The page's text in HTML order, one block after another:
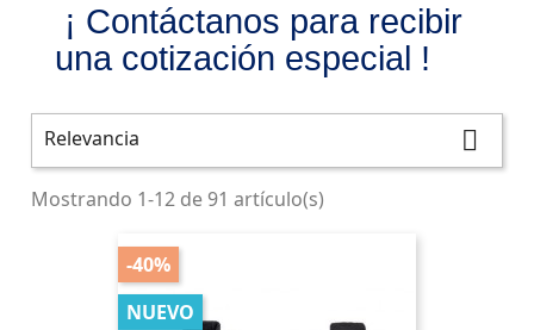
¡ Contáctanos para recibir
una cotización especial !
Relevancia 
Mostrando 1-12 de 91 artículo(s)
-40%
NUEVO